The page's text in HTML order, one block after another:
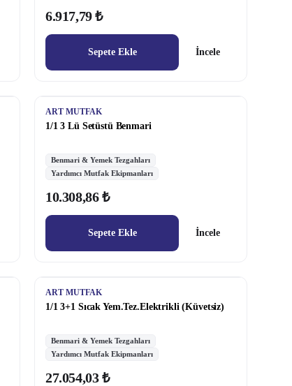
6.917,79 ₺
Sepete Ekle İncele
ART MUTFAK
1/1 3 Lü Setüstü Benmari
Benmari & Yemek Tezgahları
Yardımcı Mutfak Ekipmanları
10.308,86 ₺
Sepete Ekle İncele
ART MUTFAK
1/1 3+1 Sıcak Yem.Tez.Elektrikli (Küvetsiz)
Benmari & Yemek Tezgahları
Yardımcı Mutfak Ekipmanları
27.054,03 ₺